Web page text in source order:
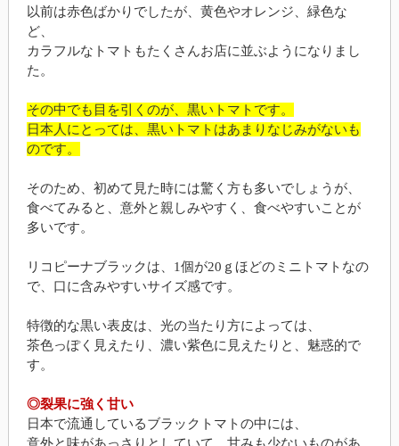
以前は赤色ばかりでしたが、黄色やオレンジ、緑色な
ど、
カラフルなトマトもたくさんお店に並ぶようになりまし
た。
その中でも目を引くのが、黒いトマトです。
日本人にとっては、黒いトマトはあまりなじみがないも
のです。
そのため、初めて見た時には驚く方も多いでしょうが、
食べてみると、意外と親しみやすく、食べやすいことが
多いです。
リコピーナブラックは、1個が20ｇほどのミニトマトなの
で、口に含みやすいサイズ感です。
特徴的な黒い表皮は、光の当たり方によっては、
茶色っぽく見えたり、濃い紫色に見えたりと、魅惑的で
す。
◎裂果に強く甘い
日本で流通しているブラックトマトの中には、
意外と味があっさりとしていて、甘みも少ないものがあ